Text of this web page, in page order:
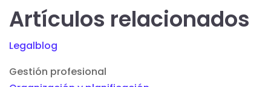
Artículos relacionados
Legalblog
Gestión profesional